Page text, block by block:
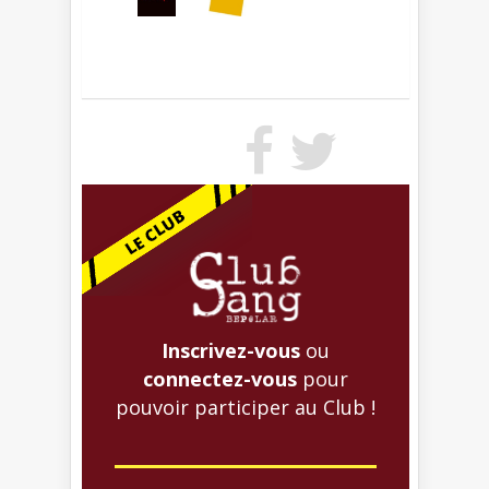
Inscrivez-vous ou
connectez-vous pour
pouvoir participer au Club !